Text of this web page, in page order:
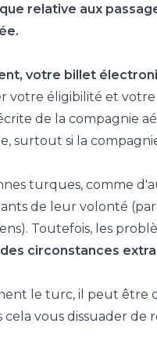
relative aux
votre billet
votre éligibilité et
de la compagnie
surtout si la
turques, comme
de leur volonté
Toutefois, les
circonstances
le turc, il peut être
vous dissuader de